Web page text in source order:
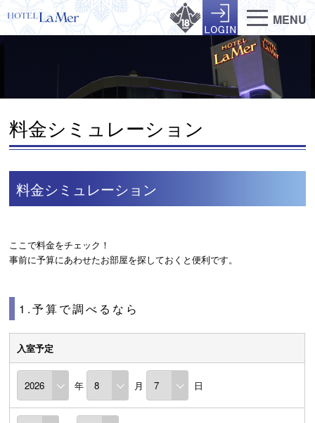
MENU
料金シミュレーション
料金シミュレーション
ここで料金をチェック！
事前に予算にあわせたお部屋を探しておくと便利です。
1.予算で調べるなら
入室予定
年 月 日